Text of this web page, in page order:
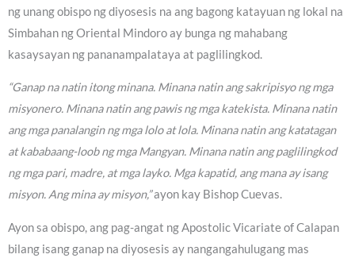
ng unang obispo ng diyosesis na ang bagong katayuan ng lokal na
Simbahan ng Oriental Mindoro ay bunga ng mahabang
kasaysayan ng pananampalataya at paglilingkod.
“Ganap na natin itong minana. Minana natin ang sakripisyo ng mga
misyonero. Minana natin ang pawis ng mga katekista. Minana natin
ang mga panalangin ng mga lolo at lola. Minana natin ang katatagan
at kababaang-loob ng mga Mangyan. Minana natin ang paglilingkod
ng mga pari, madre, at mga layko. Mga kapatid, ang mana ay isang
misyon. Ang mina ay misyon,”ayon kay Bishop Cuevas.
Ayon sa obispo, ang pag-angat ng Apostolic Vicariate of Calapan
bilang isang ganap na diyosesis ay nangangahulugang mas